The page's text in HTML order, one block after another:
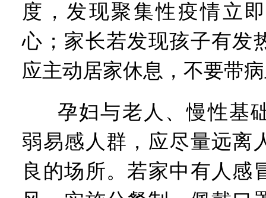
度，发现聚集性疫情立
心；家长若发现孩子有发
应主动居家休息，不要带
孕妇与老人、慢性基
弱易感人群，应尽量远离
良的场所。若家中有人感